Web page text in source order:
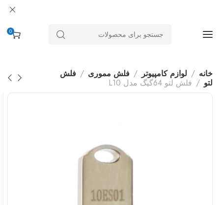
0
خانه لوازم کامپیوتر فلش مموری
فلش
لتو
فلش لتو 64گیگ مدل L10